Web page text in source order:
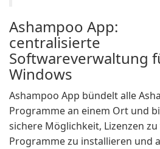
Ashampoo App:
centralisierte
Softwareverwaltung
Windows
Ashampoo App bündelt alle
Programme an einem Ort und
sichere Möglichkeit, Lizenzen
Programme zu installieren und